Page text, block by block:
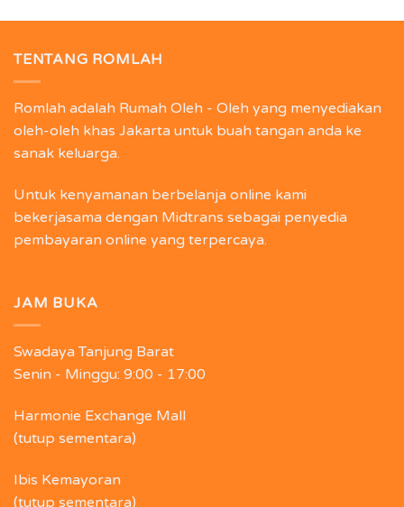
TENTANG ROMLAH
Romlah adalah Rumah Oleh - Oleh yang menyediakan
oleh-oleh khas Jakarta untuk buah tangan anda ke
sanak keluarga.
Untuk kenyamanan berbelanja online kami
bekerjasama dengan Midtrans sebagai penyedia
pembayaran online yang terpercaya.
JAM BUKA
Swadaya Tanjung Barat
Senin - Minggu: 9:00 - 17:00
Harmonie Exchange Mall
(tutup sementara)
Ibis Kemayoran
(tutup sementara)